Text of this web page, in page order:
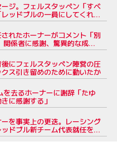
ジ。フェルスタッペン「すべ
ッドブルの一員にしてくれて
れたホーナーがコメント「別
係者に感謝、驚異的な成功
にフェルスタッペン陣営の圧
ス引き留めのために動いたか
を去るホーナーに謝辞「たゆ
に感謝する」
を事実上の更迭。レーシング
ドブル新チーム代表就任を発